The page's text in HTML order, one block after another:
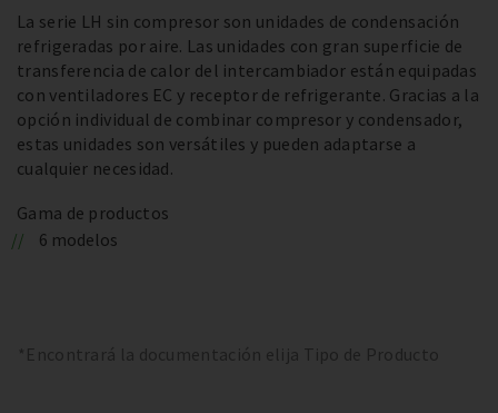
La serie LH sin compresor son unidades de condensación
refrigeradas por aire. Las unidades con gran superficie de
transferencia de calor del intercambiador están equipadas
con ventiladores EC y receptor de refrigerante. Gracias a la
opción individual de combinar compresor y condensador,
estas unidades son versátiles y pueden adaptarse a
cualquier necesidad.
Gama de productos
6 modelos
*Encontrará la documentación elija Tipo de Producto